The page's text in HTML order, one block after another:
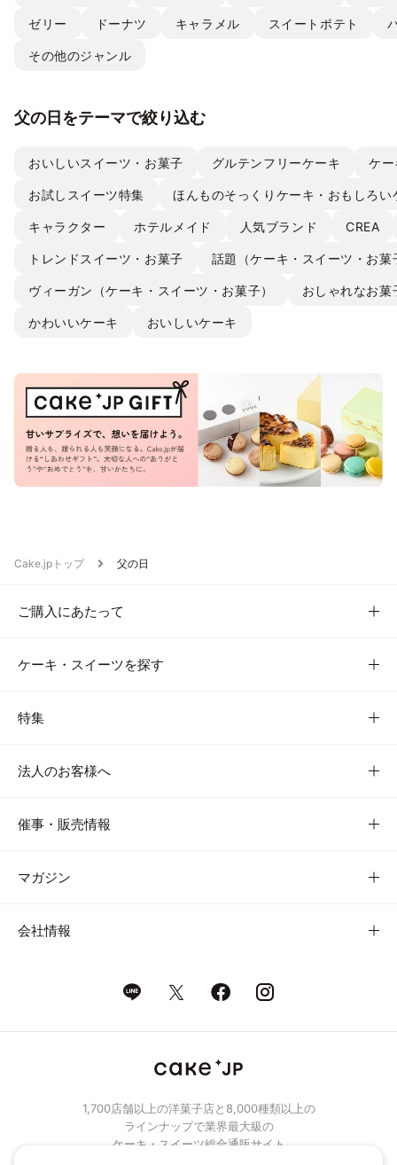
ゼリー ドーナツ キャラメル スイートポテト
その他のジャンル
父の日をテーマで絞り込む
おいしいスイーツ・お菓子 グルテンフリーケーキ ケ
お試しスイーツ特集 ほんものそっくりケーキ・おもしろい
キャラクター ホテルメイド 人気ブランド CREA
トレンドスイーツ・お菓子 話題（ケーキ・スイーツ・お菓
ヴィーガン（ケーキ・スイーツ・お菓子） おしゃれなお菓
かわいいケーキ おいしいケーキ
Cake.jpトップ 父の日
ご購入にあたって
ケーキ・スイーツを探す
特集
法人のお客様へ
催事・販売情報
マガジン
会社情報
1,700店舗以上の洋菓子店と8,000種類以上の
ラインナップで業界最大級の
ケーキ・スイーツ総合通販サイト